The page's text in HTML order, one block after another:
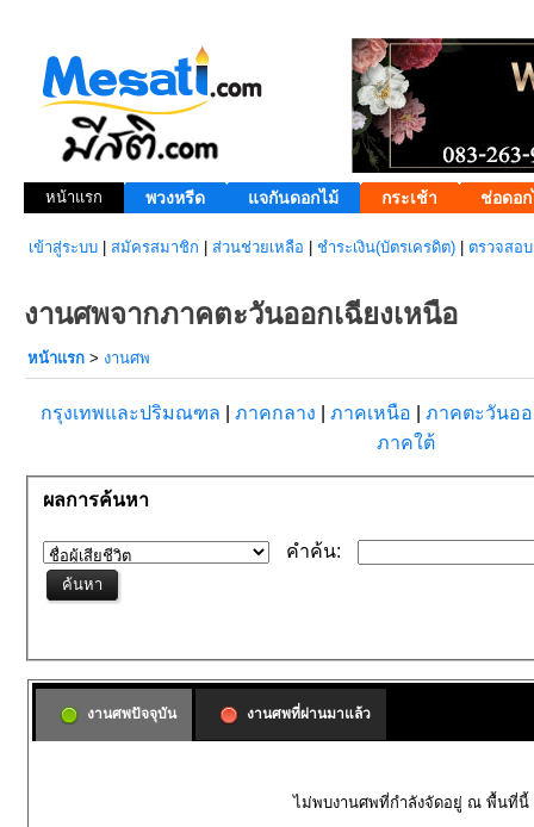
หน้าแรก พวงหรีด แจกันดอกไม้ กระเช้า ช่อดอ
เข้าสู่ระบบ สมัครสมาชิก ส่วนช่วยเหลือ ชำระเงิน(บัตรเครดิต) ตรวจสอ
งานศพจากภาคตะวันออกเฉียงเหนือ
หน้าแรก > งานศพ
กรุงเทพและปริมณฑล ภาคกลาง ภาคเหนือ
ภาคตะวันอ
ภาคใต้
ผลการค้นหา
คำค้น:
งานศพปัจจุบัน งานศพที่ผ่านมาแล้ว
ไม่พบงานศพที่กำลังจัดอยู่ ณ พื้นที่นี้